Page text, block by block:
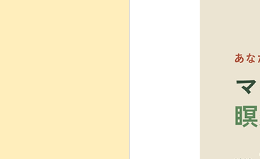
全２回・入門講座